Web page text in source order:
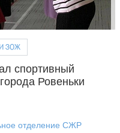
ЗОЖ
спортивный
Ровеньки
отделение СЖР